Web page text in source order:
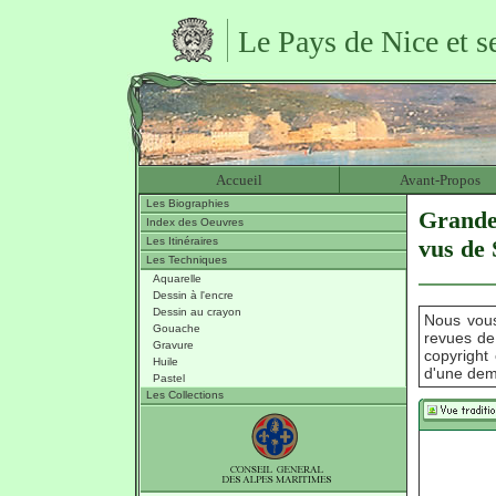
Le Pays de Nice et
Accueil Avant-Propos
Les Biographies
Index des Oeuvres
Les Itinéraires
Les Techniques
Aquarelle
Dessin à l'encre
Dessin au crayon
Gouache
Gravure
Huile
Pastel
Les Collections
vus de
Nous
revues
copyright
d'une